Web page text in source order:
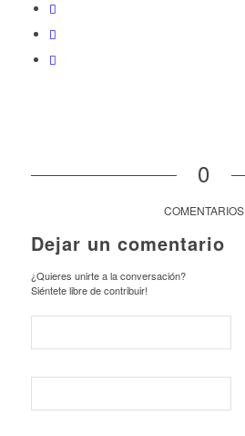
0
COMENTARIOS
Dejar un comentario
¿Quieres unirte a la conversación?
Siéntete libre de contribuir!